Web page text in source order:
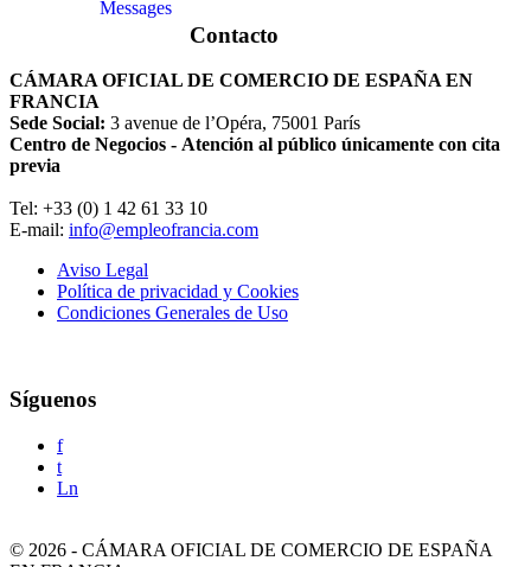
Contacto
CÁMARA OFICIAL DE COMERCIO DE ESPAÑA EN
FRANCIA
Sede Social: 3 avenue de l’Opéra, 75001 París
Centro de Negocios - Atención al público únicamente con cita
previa
Tel: +33 (0) 1 42 61 33 10
E-mail: info@empleofrancia.com
Aviso Legal
Política de privacidad y Cookies
Condiciones Generales de Uso
Síguenos
f
t
Ln
© 2026 - CÁMARA OFICIAL DE COMERCIO DE ESPAÑA